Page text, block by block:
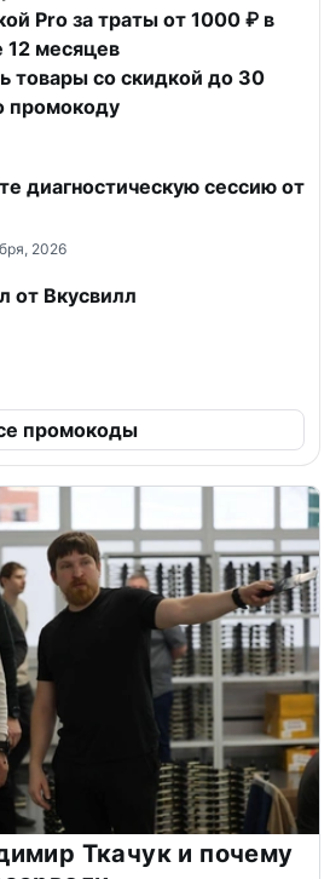
Pro за траты от 1000 ₽ в
12 месяцев
товары со скидкой до 30
промокоду
диагностическую сессию от
2026
от Вкусвилл
промокоды
Ткачук и почему